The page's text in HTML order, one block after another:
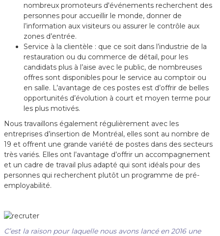
nombreux promoteurs d'événements recherchent des
personnes pour accueillir le monde, donner de
l’information aux visiteurs ou assurer le contrôle aux
zones d’entrée.
Service à la clientèle : que ce soit dans l’industrie de la
restauration ou du commerce de détail, pour les
candidats plus à l’aise avec le public, de nombreuses
offres sont disponibles pour le service au comptoir ou
en salle. L’avantage de ces postes est d’offrir de belles
opportunités d’évolution à court et moyen terme pour
les plus motivés.
Nous travaillons également régulièrement avec les
entreprises d’insertion de Montréal, elles sont au nombre de
19 et offrent une grande variété de postes dans des secteurs
très variés. Elles ont l’avantage d’offrir un accompagnement
et un cadre de travail plus adapté qui sont idéals pour des
personnes qui recherchent plutôt un programme de pré-
employabilité.
C’est la raison pour laquelle nous avons lancé en 2016 une